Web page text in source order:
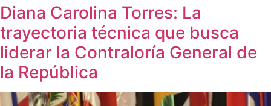
Diana Carolina Torres: La
trayectoria técnica que busca
liderar la Contraloría General de
la República